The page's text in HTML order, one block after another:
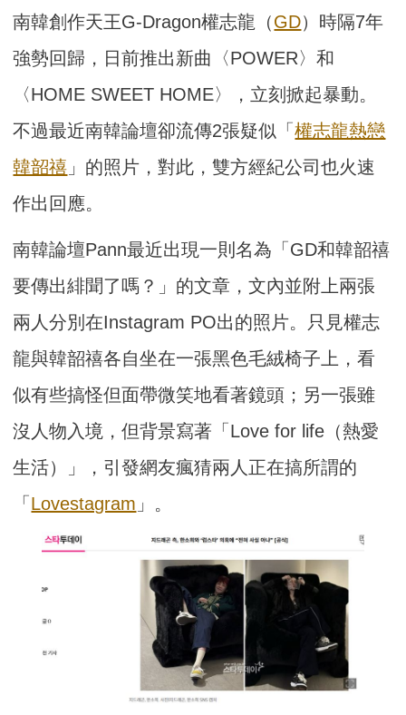
南韓創作天王G-Dragon權志龍（GD）時隔7年
強勢回歸，日前推出新曲〈POWER〉和
〈HOME SWEET HOME〉，立刻掀起暴動。
不過最近南韓論壇卻流傳2張疑似「權志龍熱戀
韓韶禧 」的照片，對此，雙方經紀公司也火速
作出回應。
南韓論壇Pann最近出現一則名為「GD和韓韶禧
要傳出緋聞了嗎？」的文章，文內並附上兩張
兩人分別在Instagram PO出的照片。只見權志
龍與韓韶禧各自坐在一張黑色毛絨椅子上，看
似有些搞怪但面帶微笑地看著鏡頭；另一張雖
沒人物入境，但背景寫著「Love for life（熱愛
生活）」，引發網友瘋猜兩人正在搞所謂的
「 Lovestagram 」。